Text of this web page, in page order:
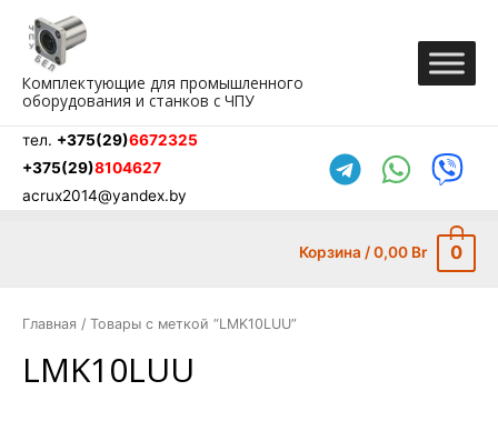
содержимому
Комплектующие для промышленного
оборудования и станков с ЧПУ
тел. +375(29)6672325
+375(29)8104627
acrux2014@yandex.by
Корзина /0,00 Br 0
Главная / Товары с меткой “LMK10LUU”
LMK10LUU